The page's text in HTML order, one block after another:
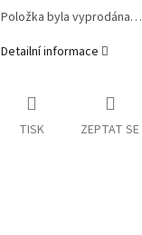
Položka byla vyprodána…
Detailní informace
TISK ZEPTAT SE